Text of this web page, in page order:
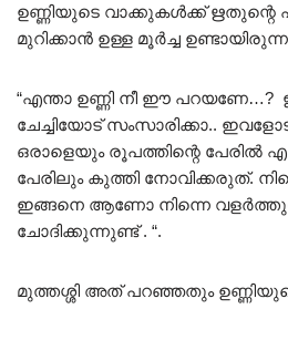
ഉണ്ണിയുടെ വാക്കുകൾക്ക് ഋതുന്റെ
മുറിക്കാൻ ഉള്ള മൂർച്ച
“എന്താ ഉണ്ണി നീ ഈ
ചേച്ചിയോട് സംസാരിക്കാ..
ഒരാളെയും രൂപത്തിന്റെ പേരിൽ
പേരിലും കുത്തി നോവിക്കരുത്.
ഇങ്ങനെ ആണോ നിന്നെ
ചോദിക്കുന്നുണ്ട് . “.
മുത്തശ്ശി അത് പറഞ്ഞതും ഉണ്ണിയുടെ